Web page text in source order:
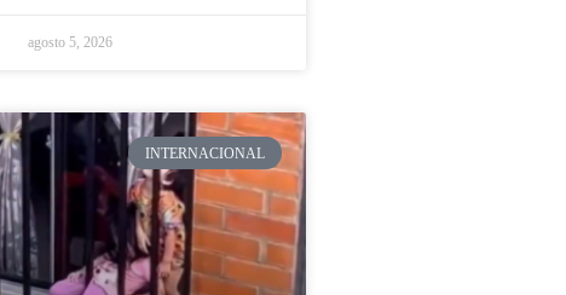
agosto 5, 2026
INTERNACIONAL